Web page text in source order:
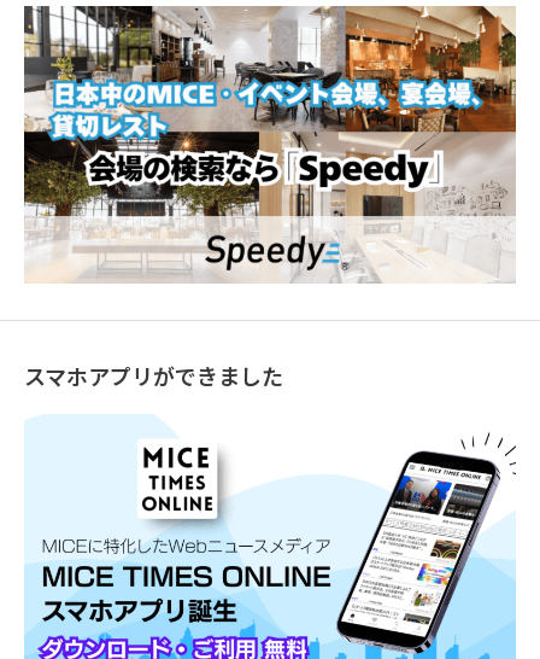
スマホアプリができました